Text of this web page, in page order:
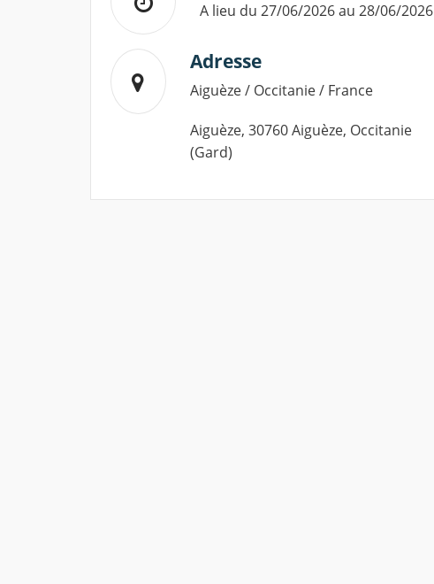
A lieu du 27/06/2026 au 28/06/2026
Adresse
Aiguèze / Occitanie / France
Aiguèze, 30760 Aiguèze, Occitanie
(Gard)